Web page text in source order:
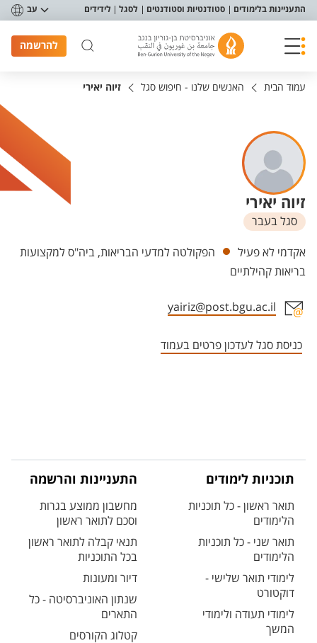
תפריט נגישות
התעניינות בלימודים סטודנטיות וסטודנטים לסגל לידידים עב
להרשמה
עמוד הבית האנשים שלנו - חיפוש סגל זיוה יאירי
זיוה יאירי
סגל בעבר
יחידות
אקדמי לא פעיל
הפקולטה למדעי הבריאות, ביה"ס למקצועות
בריאות קהילתיים
yairiz@post.bgu.ac.il
כניסת סגל לעדכון פרטים בעמוד
תוכניות לימודים
תואר ראשון - כל תוכניות
הלימודים
תואר שני - כל תוכניות
הלימודים
לימודי תואר שלישי -
דוקטורט
לימודי תעודה ולימודי
המשך
התעניינות והרשמה
מחשבון ממוצע בגרות
וסכם לתואר ראשון
תנאי קבלה לתואר ראשון
בכל התוכניות
דיור ומעונות
שנתון האוניברסיטה - כל
התארים
קטלוג הקורסים